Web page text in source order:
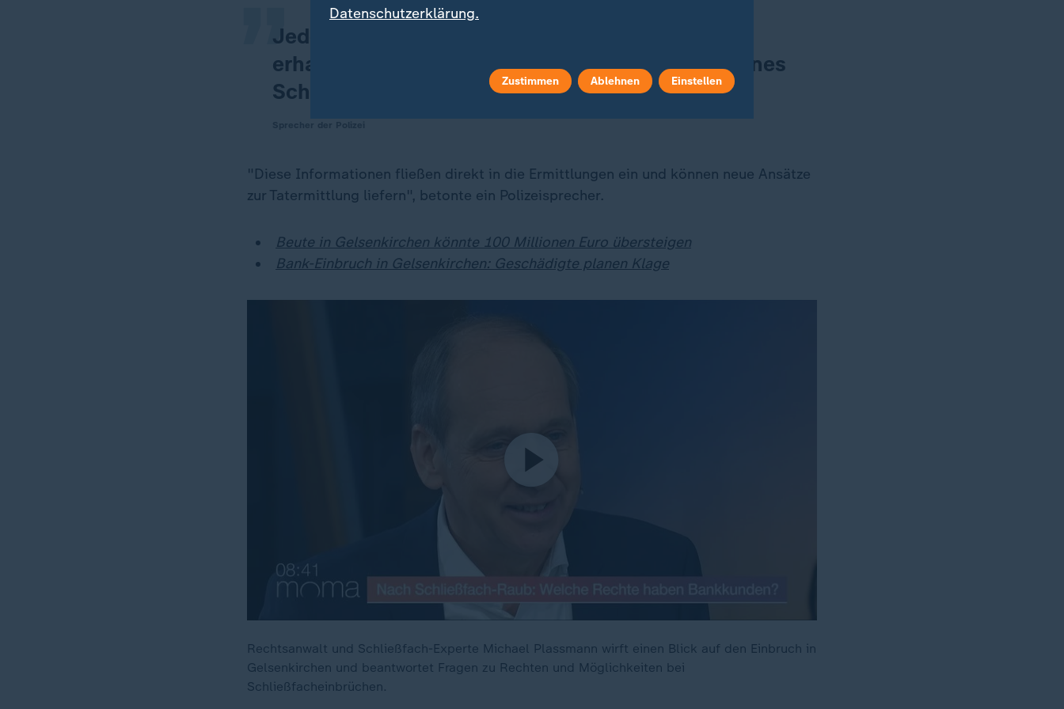
Jede und jeder Geschädigte wird die Chance
erhalten, bei der Polizei Angaben zum Inhalt seines
Schließfachs machen zu können.
"Diese Informationen fließen direkt in die Ermittlungen ein und können neue Ansätze
zur Tatermittlung liefern", betonte ein Polizeisprecher.
Beute in Gelsenkirchen könnte 100 Millionen Euro übersteigen
Bank-Einbruch in Gelsenkirchen: Geschädigte planen Klage
Rechtsanwalt und Schließfach-Experte Michael Plassmann wirft einen Blick auf den Einbruch in
Gelsenkirchen und beantwortet Fragen zu Rechten und Möglichkeiten bei
Schließfacheinbrüchen.
Datenschutzerklärung.
Zustimmen Ablehnen Einstellen